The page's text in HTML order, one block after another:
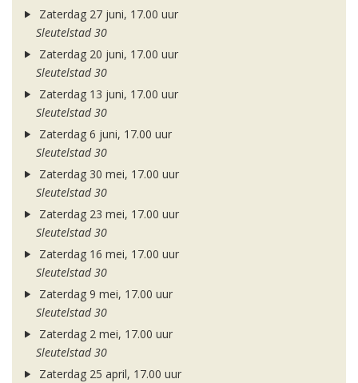
Zaterdag 27 juni, 17.00 uur
Sleutelstad 30
Zaterdag 20 juni, 17.00 uur
Sleutelstad 30
Zaterdag 13 juni, 17.00 uur
Sleutelstad 30
Zaterdag 6 juni, 17.00 uur
Sleutelstad 30
Zaterdag 30 mei, 17.00 uur
Sleutelstad 30
Zaterdag 23 mei, 17.00 uur
Sleutelstad 30
Zaterdag 16 mei, 17.00 uur
Sleutelstad 30
Zaterdag 9 mei, 17.00 uur
Sleutelstad 30
Zaterdag 2 mei, 17.00 uur
Sleutelstad 30
Zaterdag 25 april, 17.00 uur